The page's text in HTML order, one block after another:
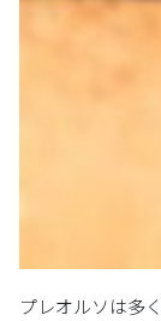
プレオルソは多